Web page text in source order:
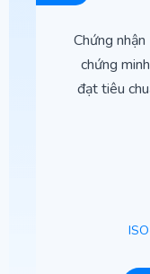
Chứng
chứng
đạt tiêu